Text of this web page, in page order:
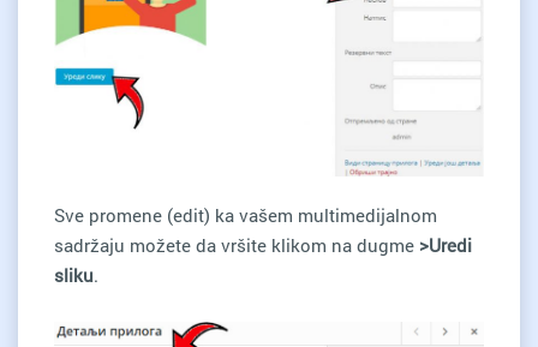
Sve promene (edit) ka vašem multimedijalnom
sadržaju možete da vršite klikom na dugme >Uredi
sliku.